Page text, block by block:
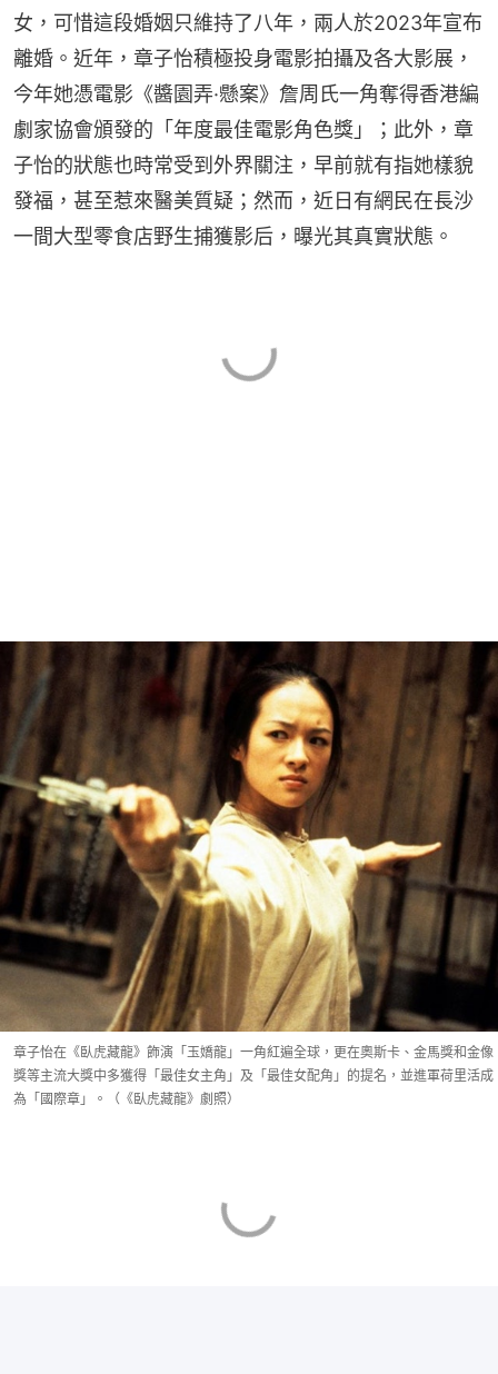
女，可惜這段婚姻只維持了八年，兩人於2023年宣布
離婚。近年，章子怡積極投身電影拍攝及各大影展，
今年她憑電影《醬園弄·懸案》詹周氏一角奪得香港編
劇家協會頒發的「年度最佳電影角色獎」；此外，章
子怡的狀態也時常受到外界關注，早前就有指她樣貌
發福，甚至惹來醫美質疑；然而，近日有網民在長沙
一間大型零食店野生捕獲影后，曝光其真實狀態。
章子怡在《臥虎藏龍》飾演「玉嬌龍」一角紅遍全球，更在奧斯卡、金馬獎和金像
獎等主流大獎中多獲得「最佳女主角」及「最佳女配角」的提名，並進軍荷里活成
為「國際章」。（《臥虎藏龍》劇照）